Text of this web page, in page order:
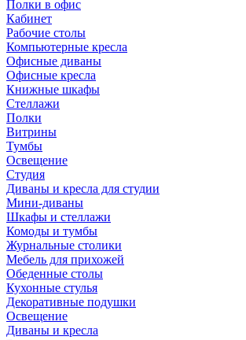
Полки в офис
Кабинет
Рабочие столы
Компьютерные кресла
Офисные диваны
Офисные кресла
Книжные шкафы
Стеллажи
Полки
Витрины
Тумбы
Освещение
Студия
Диваны и кресла для студии
Мини-диваны
Шкафы и стеллажи
Комоды и тумбы
Журнальные столики
Мебель для прихожей
Обеденные столы
Кухонные стулья
Декоративные подушки
Освещение
Диваны и кресла